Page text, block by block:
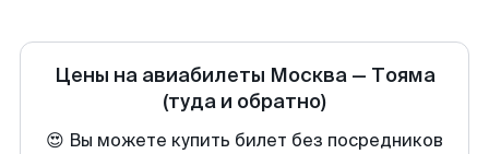
Цены на авиабилеты Москва— Тояма
(туда и обратно)
😍 Вы можете купить билет без посредников